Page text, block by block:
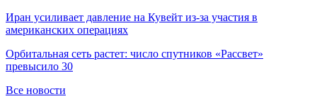
Иран усиливает давление на Кувейт из-за участия в
американских операциях
Орбитальная сеть растет: число спутников «Рассвет»
превысило 30
Все новости